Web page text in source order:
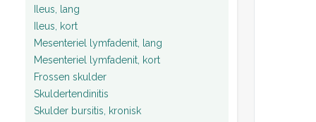
Ileus, lang
Ileus, kort
Mesenteriel lymfadenit, lang
Mesenteriel lymfadenit, kort
Frossen skulder
Skuldertendinitis
Skulder bursitis, kronisk